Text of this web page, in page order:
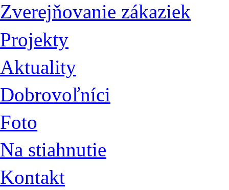
Zverejňovanie zákaziek
Projekty
Aktuality
Dobrovoľníci
Foto
Na stiahnutie
Kontakt